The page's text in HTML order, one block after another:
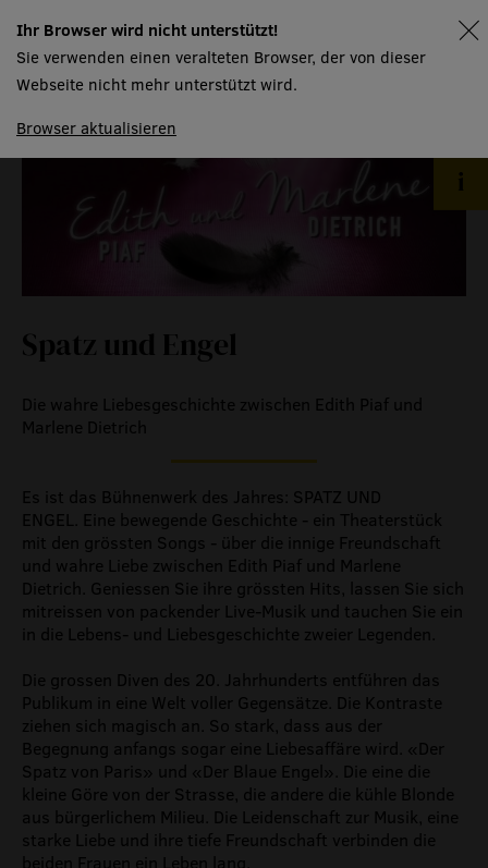
spielplan
historische medienberichte
eigenproduktionen mtg
Spatz und Engel
Die wahre Liebesgeschichte zwischen Edith Piaf und
Marlene Dietrich
Es ist das Bühnenwerk des Jahres: SPATZ UND
ENGEL. Eine bewegende Geschichte - ein Theaterstück
mit den grössten Songs - über die innige Freundschaft
und wahre Liebe zwischen Edith Piaf und Marlene
Dietrich. Geniessen Sie ihre grössten Hits, lassen Sie sich
mitreissen von packender Live-Musik und tauchen Sie ein
in die Lebens- und Liebesgeschichte zweier Legenden.
Die grossen Diven des 20. Jahrhunderts entführen das
Publikum in eine Welt voller Gegensätze. Die Kontraste
ziehen sich magisch an. So stark, dass aus der
Begegnung anfangs sogar eine Liebesaffäre wird. «Der
Spatz von Paris» und «Der Blaue Engel». Die eine die
kleine Göre von der Strasse, die andere die kühle Blonde
aus bürgerlichem Milieu. Die Leidenschaft zur Musik, eine
starke Liebe und ihre tiefe Freundschaft verbinden die
beiden Frauen ein Leben lang.
Ihr Browser wird nicht unterstützt!
Sie verwenden einen veralteten Browser, der von dieser
Webseite nicht mehr unterstützt wird.
Browser aktualisieren